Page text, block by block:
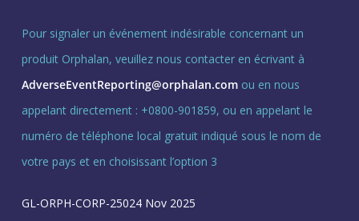
Pour signaler un événement indésirable concernant un
produit Orphalan, veuillez nous contacter en écrivant à
AdverseEventReporting@orphalan.comou en nous
appelant directement : +0800-901859, ou en appelant le
numéro de téléphone local gratuit indiqué sous le nom de
votre pays et en choisissant l’option 3
GL-ORPH-CORP-25024 Nov 2025